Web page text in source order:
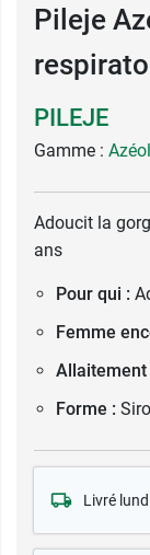
Pileje
PILEJE
Gamme :
Adoucit la
ans
Pour qui :
Femme
Allaitement
Forme :
Livré